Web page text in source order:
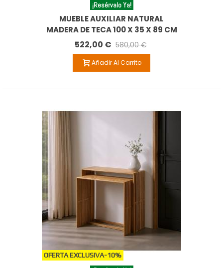
¡Resérvalo Ya!
MUEBLE AUXILIAR NATURAL
MADERA DE TECA 100 X 35 X 89 CM
522,00 € 580,00 €
Añadir Al Carrito
OFERTA EXCLUSIVA-10%